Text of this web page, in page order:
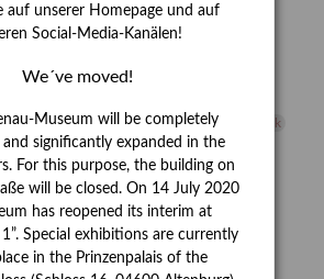
Heinrich Kirchhoff Heldinnen
Insekten
Korkmodelle
Künstler Künstlerin Lehmbruck
Marstall Messeakademie
Museumsnacht
Napoleon Natur
Neue Remise
Peter Schnürpel Phelloplastik
Rudi Lesser Ruth Wolf-Rehfeld
auf unserer Homepage und auf
Social-Media-Kanälen!
We´ve moved!
Museum will be completely
and significantly expanded in the
For this purpose, the building on
will be closed. On 14 July 2020
has reopened its interim at
1”. Special exhibitions are currently
in the Prinzenpalais of the